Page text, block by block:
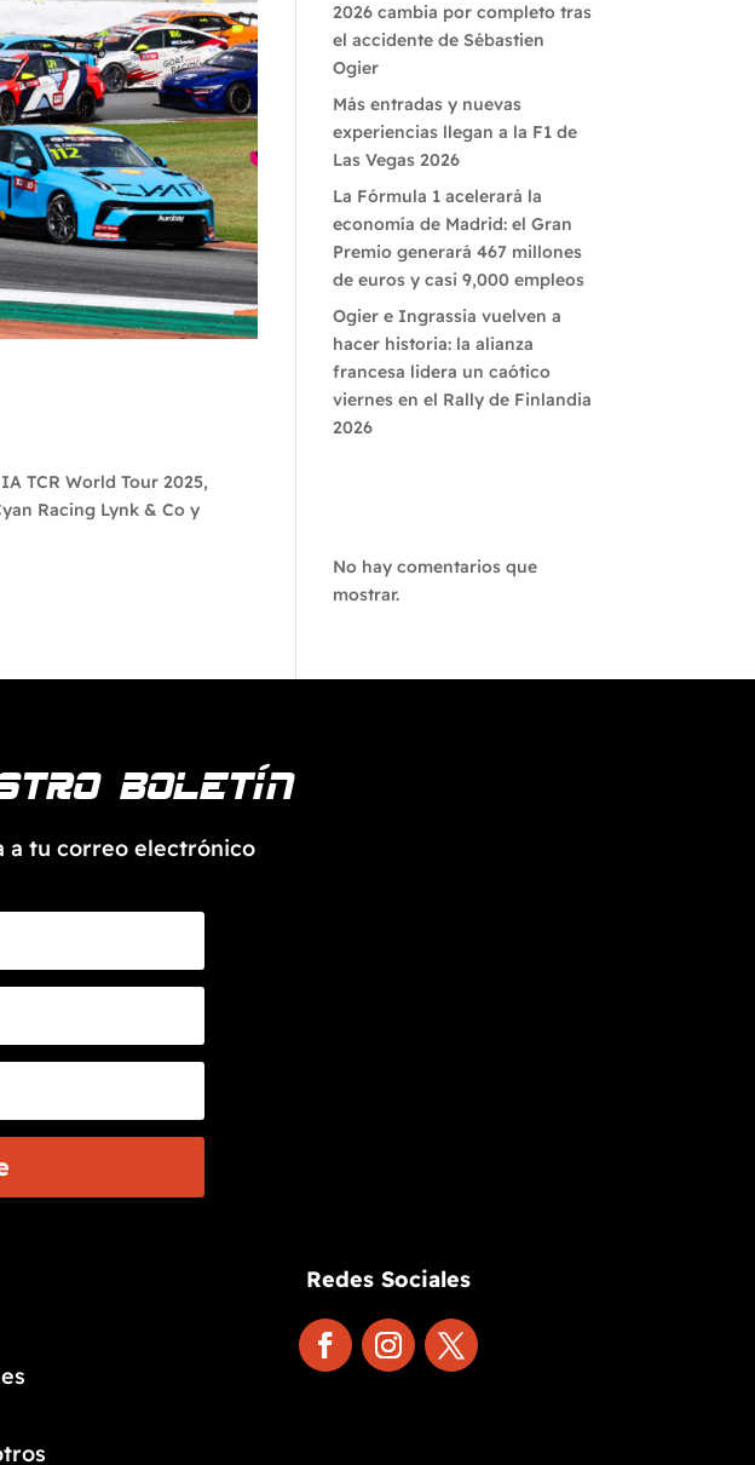
TCR World Tour 2025,
Racing Lynk & Co y
2026 cambia por completo tras
el accidente de Sébastien
Ogier
Más entradas y nuevas
experiencias llegan a la F1 de
Las Vegas 2026
La Fórmula 1 acelerará la
economía de Madrid: el Gran
Premio generará 467 millones
de euros y casi 9,000 empleos
Ogier e Ingrassia vuelven a
hacer historia: la alianza
francesa lidera un caótico
viernes en el Rally de Finlandia
2026
No hay comentarios que
mostrar.
boletín
a tu correo electrónico
Redes Sociales